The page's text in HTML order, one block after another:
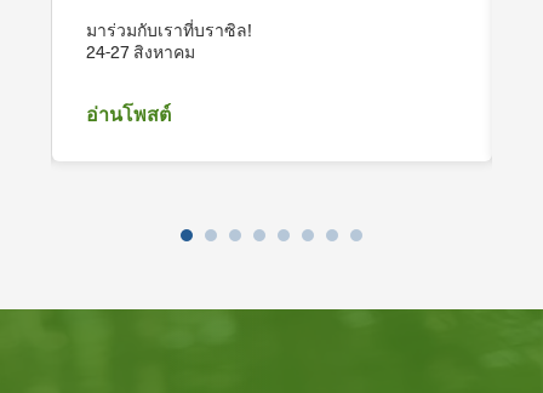
มาร่วมกับเราที่บราซิล!
24-27 สิงหาคม
อ่านโพสต์